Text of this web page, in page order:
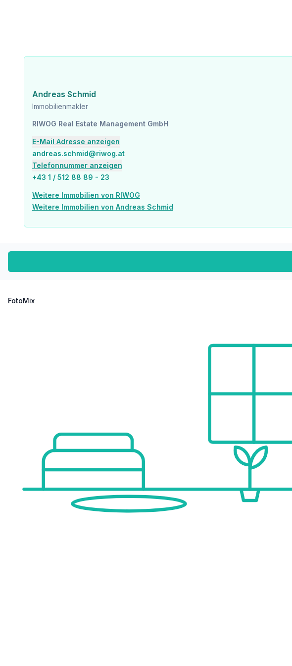
Schule <275m
Kindergarten <325m
Höhere Schule <1.450m
Nahversorgung
Supermarkt <175m
Bäckerei <625m
Sonstige
Geldautomat <525m
Bank <525m
Verkehr
U-Bahn <125m
Autobahnanschluss <2.975m
Andreas Schmid
Immobilienmakler
RIWOG Real Estate Management GmbH
E-Mail Adresse anzeigen
andreas.schmid@riwog.at
Telefonnummer anzeigen
+43 1 / 512 88 89 - 23
Weitere Immobilien von RIWOG
Weitere Immobilien von Andreas Schmid
FotoMix